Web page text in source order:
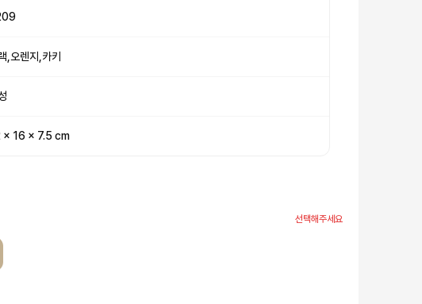
,오렌지,카키
x 16 x 7.5 cm
선택해주세요